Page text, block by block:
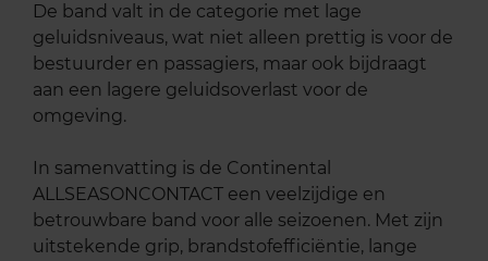
De band valt in de categorie met lage
geluidsniveaus, wat niet alleen prettig is voor de
bestuurder en passagiers, maar ook bijdraagt
aan een lagere geluidsoverlast voor de
omgeving.
In samenvatting is de Continental
ALLSEASONCONTACT een veelzijdige en
betrouwbare band voor alle seizoenen. Met zijn
uitstekende grip, brandstofefficiëntie, lange